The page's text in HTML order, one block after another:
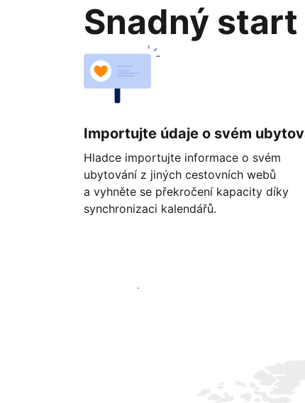
Snadný
Importujte údaje o svém
Hladce importujte informace o svém
ubytování z jiných cestovních webů
a vyhněte se překročení kapacity díky
synchronizaci kalendářů.
Začít ještě dnes